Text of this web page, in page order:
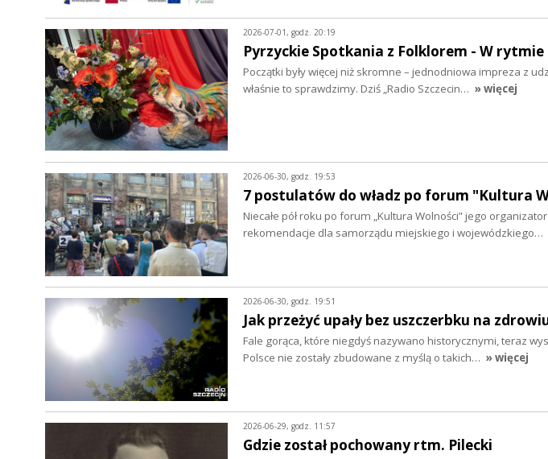
2026-07-01, godz. 20:19
Pyrzyckie Spotkania z Folklorem - W
Początki były więcej niż skromne – jednodniowa impreza z
właśnie to sprawdzimy. Dziś „Radio Szczecin… » więcej
2026-06-30, godz. 19:53
7 postulatów do władz po forum "Kultura
Niecałe pół roku po forum „Kultura Wolności” jego
rekomendacje dla samorządu miejskiego i wojewódzkiego…
2026-06-30, godz. 19:51
Jak przeżyć upały bez uszczerbku na
Fale gorąca, które niegdyś nazywano historycznymi, teraz
Polsce nie zostały zbudowane z myślą o takich… » więcej
2026-06-29, godz. 11:57
Gdzie został pochowany rtm. Pilecki